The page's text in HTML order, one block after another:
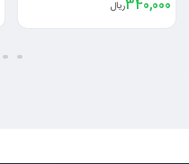
340,000ریال